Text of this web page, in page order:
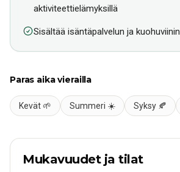
aktiviteettielämyksillä
Sisältää isäntäpalvelun ja kuohuviinin
Paras aika vierailla
Kevät 🌱 Summeri ☀️ Syksy 🍂
Mukavuudet ja tilat